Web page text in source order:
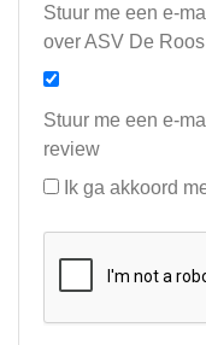
Stuur me een e-
over ASV De Roos
Stuur me een e-
review
Ik ga akkoord